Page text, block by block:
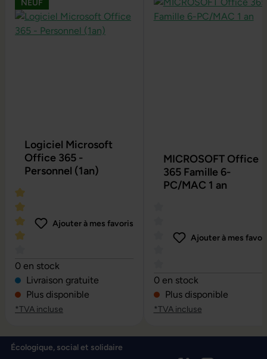
NEUF
Logiciel Microsoft
Office 365 -
Personnel (1an)
Note moyenne de 4 sur 5 étoiles
Ajouter à mes favoris
0 en stock
Livraison gratuite
Plus disponible
*TVA incluse
MICROSOFT Office
365 Famille 6-
PC/MAC 1 an
Note moyenne de 0 sur 5
Ajouter à mes
0 en stock
Plus disponible
*TVA incluse
Écologique, social et solidaire